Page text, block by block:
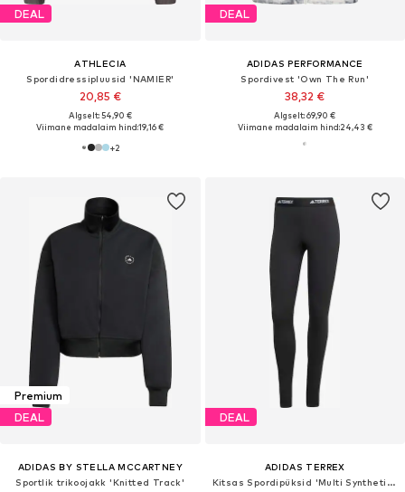
DEAL
ATHLECIA
Spordidressipluusid 'NAMIER'
20,85 €
Algselt: 54,90 €
Viimane madalaim hind:19,16 €
+2
DEAL
ADIDAS PERFORMANCE
Spordivest 'Own The Run'
38,32 €
Algselt: 69,90 €
Viimane madalaim hind:24,43 €
Premium
DEAL
ADIDAS BY STELLA MCCARTNEY
Sportlik trikoojakk 'Knitted Track'
DEAL
ADIDAS TERREX
Kitsas Spordipüksid 'Multi Synthetic Base Layer'